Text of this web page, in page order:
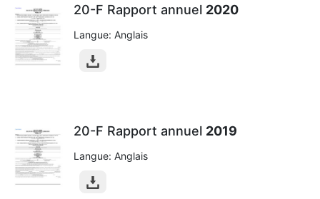
20-F Rapport annuel 2020
Langue: Anglais
20-F Rapport annuel 2019
Langue: Anglais